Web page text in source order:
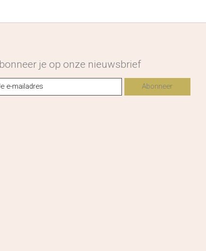
je op onze nieuwsbrief
Abonneer